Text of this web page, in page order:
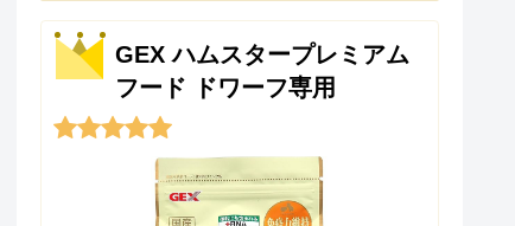
GEX ハムスタープレミアム
フード ドワーフ専用